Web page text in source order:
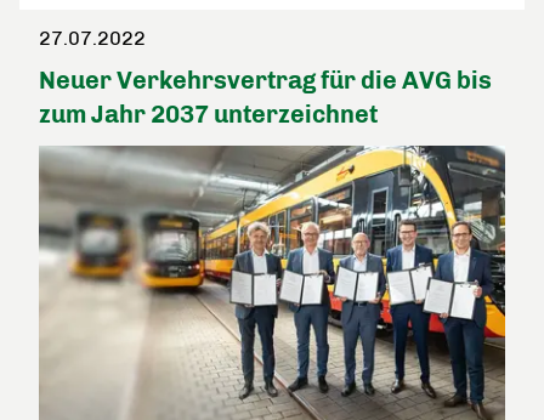
27.07.2022
Neuer Verkehrsvertrag für die AVG bis
zum Jahr 2037 unterzeichnet